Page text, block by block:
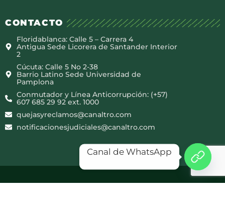
CONTACTO
Floridablanca: Calle 5 – Carrera 4
Antigua Sede Licorera de Santander Interior
2
Cúcuta: Calle 5 No 2-38
Barrio Latino Sede Universidad de
Pamplona
Conmutador y Línea Anticorrupción: (+57)
607 685 29 92 ext. 1000
quejasyreclamos@canaltro.com
notificacionesjudiciales@canaltro.com
Canal de WhatsApp